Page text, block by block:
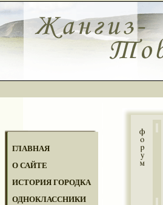
ГЛАВНАЯ
О САЙТЕ
ИСТОРИЯ ГОРОДКА
ОДНОКЛАССНИКИ